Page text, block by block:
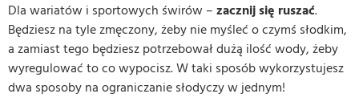
Dla wariatów i sportowych świrów – zacznij się ruszać.
Będziesz na tyle zmęczony, żeby nie myśleć o czymś słodkim,
a zamiast tego będziesz potrzebował dużą ilość wody, żeby
wyregulować to co wypocisz. W taki sposób wykorzystujesz
dwa sposoby na ograniczanie słodyczy w jednym!